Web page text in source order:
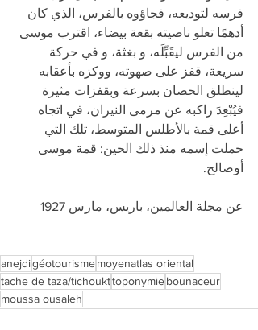
فرسه لتوديعه، فجاؤوه بالفرس، الذي كان
أدهمًا تعلو ناصيته بقعة بيضاء، اقترب موسى
من الفرس ليقَبِّلَه، و بغثة، و في حركة
سريعة، قفز على صهوته، ووكزه بأعقابه
لينطلق الحصان بسرعة وبقفزات مثيرة
فيُبْعِدَ راكبه عن مرمى النيران، في اتجاه
أعلى قمة بالأطلس المتوسط، تلك التي
حملت إسمه منذ ذلك الحين: قمة موسى
أوصالح.
عن مجلة العالمين، باريس، مارس 1927
anejdigéotourismemoyenatlas oriental
tache de taza/tichoukttoponymiebounaceur
moussa ousaleh